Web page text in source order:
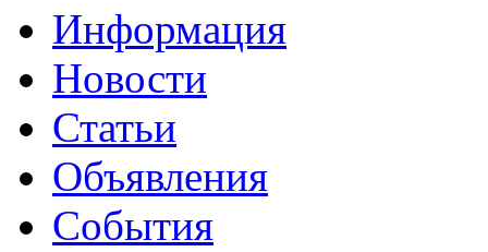
Информация
Новости
Статьи
Объявления
События